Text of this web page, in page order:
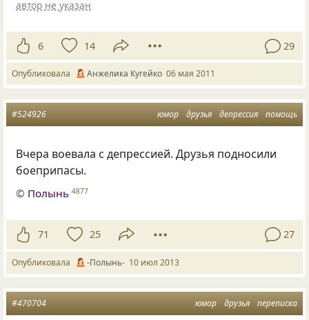
автор не указан
6 14 29
Опубликовала Анжелика Кугейко 06 мая 2011
юмор друзья депрессия помощь
#524926
Вчера воевала с депрессией. Друзья подносили
боеприпасы.
© Полынь 4877
71 25 27
Опубликовала -Полынь- 10 июл 2013
юмор друзья переписка
#470704